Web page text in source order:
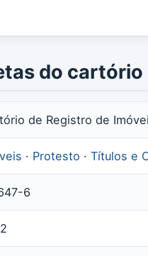
do cartório
de Registro de
· Protesto · Títulos e
6